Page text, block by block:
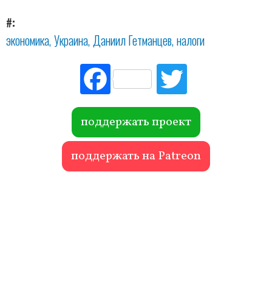
#
экономика Украина Даниил Гетманцев налоги
Fac
ebo
ok r
поддержать проект
поддержать на Patreon